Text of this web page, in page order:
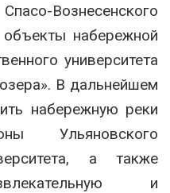
Вознесенского
набережной
университета
В дальнейшем
набережную реки
Ульяновского
а также
и